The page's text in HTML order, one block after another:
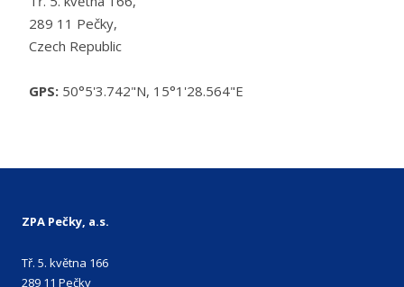
289 11 Pečky,
Czech Republic
GPS: 50°5'3.742"N, 15°1'28.564"E
ZPA Pečky, a.s.
Tř. 5. května 166
289 11 Pečky